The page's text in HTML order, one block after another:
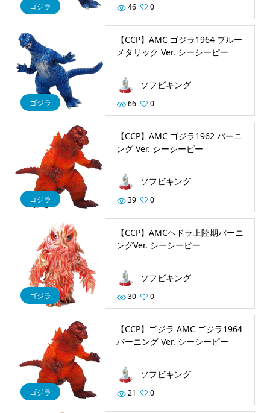
ゴジラ 46 0
ゴジラ
【CCP】AMC ゴジラ1964 ブルー
メタリック Ver. シーシーピー
ソフビキング
66 0
ゴジラ
【CCP】AMC ゴジラ1962 バーニ
ング Ver. シーシーピー
ソフビキング
39 0
ゴジラ
【CCP】AMCヘドラ上陸期バーニ
ングVer. シーシーピー
ソフビキング
30 0
ゴジラ
【CCP】ゴジラ AMC ゴジラ1964
バーニング Ver. シーシーピー
ソフビキング
21 0